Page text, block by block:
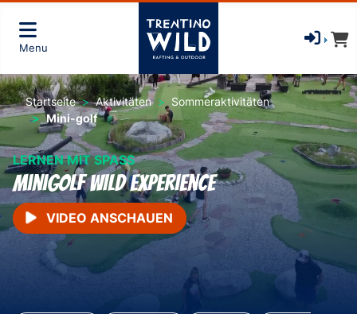
Menu
Startseite Aktivitäten
Sommeraktivitäten
Mini-golf
LERNEN MIT SPASS
Minigolf WILD Experience
VIDEO ANSCHAUEN